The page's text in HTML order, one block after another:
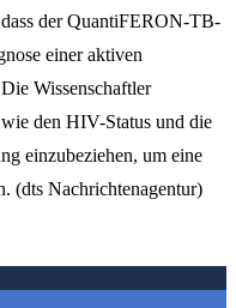
der QuantiFERON-TB-
einer aktiven
Wissenschaftler
den HIV-Status und die
einzubeziehen, um eine
(dts Nachrichtenagentur)